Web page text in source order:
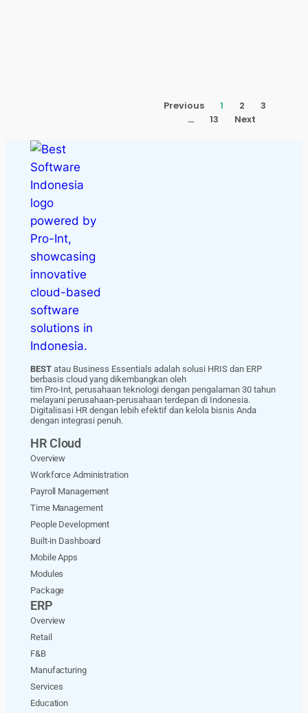
Previous 1 2
3
…
13 Next
BEST atau Business Essentials adalah solusi HRIS dan ERP
berbasis cloud yang dikembangkan oleh
tim Pro-Int, perusahaan teknologi dengan pengalaman 30 tahun
melayani perusahaan-perusahaan terdepan di Indonesia.
Digitalisasi HR dengan lebih efektif dan kelola bisnis Anda
dengan integrasi penuh.
HR Cloud
Overview
Workforce Administration
Payroll Management
Time Management
People Development
Built-in Dashboard
Mobile Apps
Modules
Package
ERP
Overview
Retail
F&B
Manufacturing
Services
Education